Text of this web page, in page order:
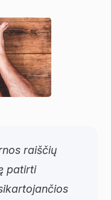
raiščių
patirti